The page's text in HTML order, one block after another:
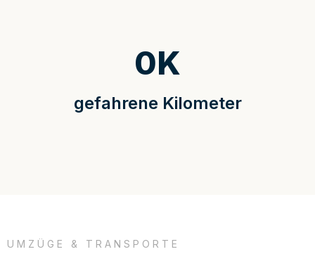
gefahrene Kilometer
0K
UMZÜGE & TRANSPORTE